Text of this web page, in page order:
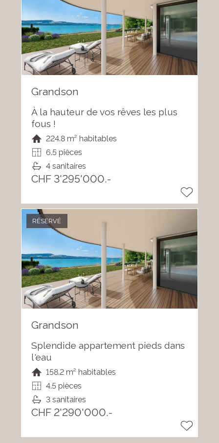
Grandson
À la hauteur de vos rêves les plus
fous !
224.8 m² habitables
6.5 pièces
4 sanitaires
CHF 3'295'000.-
RÉSERVÉ
Grandson
Splendide appartement pieds dans
l'eau
158.2 m² habitables
4.5 pièces
3 sanitaires
CHF 2'290'000.-